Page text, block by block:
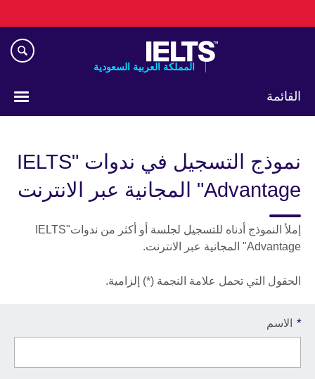
to
المملكة العربية السعودية
القائمة
نموذج التسجيل في ندوات "IELTS
Advantage" المجانية عبر الانترنت
إملأ النموذج أدناه للتسجيل لجلسة أو أكثر من ندوات"IELTS
Advantage" المجانية عبر الانترنت.
الحقول التي تحمل علامة النجمة (*) إلزامية.
* الاسم